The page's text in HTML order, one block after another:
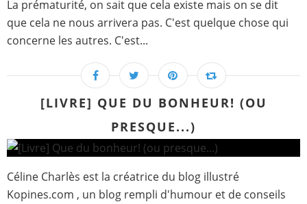
La prématurité, on sait que cela existe mais on se dit
que cela ne nous arrivera pas. C'est quelque chose qui
concerne les autres. C'est...
[LIVRE] QUE DU BONHEUR! (OU
PRESQUE...)
Céline Charlès est la créatrice du blog illustré
Kopines.com , un blog rempli d'humour et de conseils